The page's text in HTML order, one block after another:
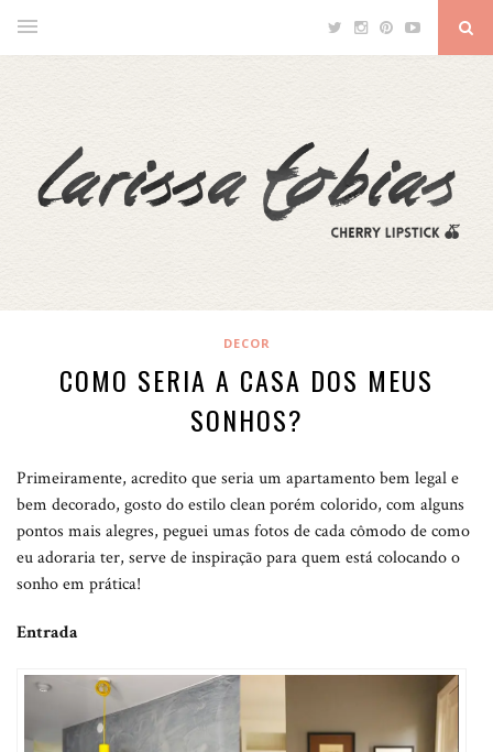
DECOR
COMO SERIA A CASA DOS MEUS
SONHOS?
Primeiramente, acredito que seria um apartamento bem legal e
bem decorado, gosto do estilo clean porém colorido, com alguns
pontos mais alegres, peguei umas fotos de cada cômodo de como
eu adoraria ter, serve de inspiração para quem está colocando o
sonho em prática!
Entrada